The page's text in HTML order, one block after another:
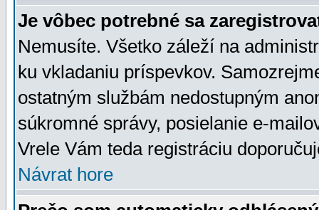
Je vôbec potrebné sa
Nemusíte. Všetko záleží na
ku vkladaniu príspevkov.
ostatným službám nedostupným
súkromné správy, posielanie e-
Vrele Vám teda registráciu
Návrat hore